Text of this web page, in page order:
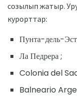
созылып жатыр.
курорттар:
Пунта-дель-
Ла Педрера ;
Colonia del
Balneario